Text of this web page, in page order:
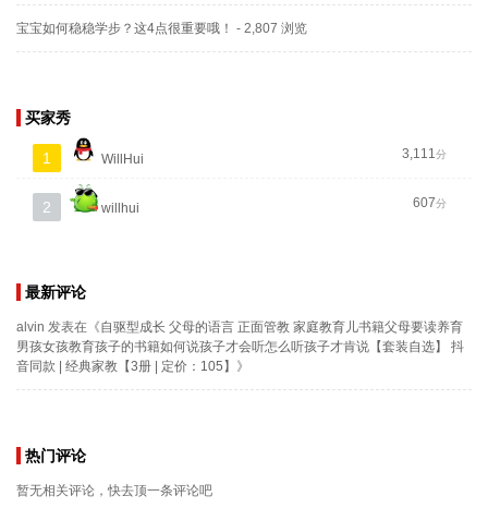
宝宝如何稳稳学步？这4点很重要哦！ - 2,807 浏览
买家秀
1 WillHui 3,111分
2 willhui 607分
最新评论
alvin 发表在《自驱型成长 父母的语言 正面管教 家庭教育儿书籍父母要读养育
男孩女孩教育孩子的书籍如何说孩子才会听怎么听孩子才肯说【套装自选】 抖
音同款 | 经典家教【3册 | 定价：105】 》
热门评论
暂无相关评论，快去顶一条评论吧